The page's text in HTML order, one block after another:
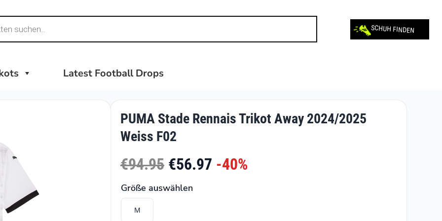
SCHUH FINDEN
Latest Football Drops
PUMA Stade Rennais Trikot Away 2024/2025
Weiss F02
€94.95 €56.97 -40%
Größe auswählen
M